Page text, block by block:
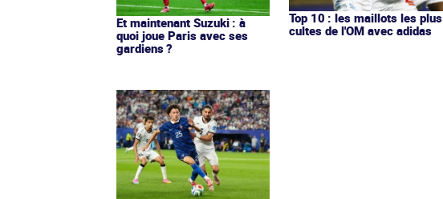
Et maintenant Suzuki : à
quoi joue Paris avec ses
gardiens ?
Top 10 : les maillots les plus
cultes de l'OM avec adidas